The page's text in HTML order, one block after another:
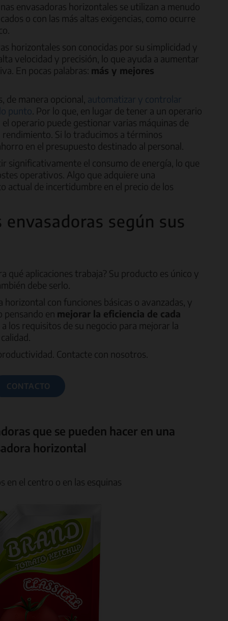
envasadoras horizontales se utilizan a menudo
o con las más altas exigencias, como ocurre
horizontales son conocidas por su simplicidad y
velocidad y precisión, lo que ayuda a aumentar
En pocas palabras: más y mejores
de manera opcional, automatizar y controlar
punto . Por lo que, en lugar de tener a un operario
operario puede gestionar varias máquinas de
Si lo traducimos a términos
en el presupuesto destinado al personal.
significativamente el consumo de energía, lo que
operativos. Algo que adquiere una
actual de incertidumbre en el precio de los
según sus
qué aplicaciones trabaja? Su producto es único y
debe serlo.
con funciones básicas o avanzadas, y
pensando en mejorar la eficiencia de cada
los requisitos de su negocio para mejorar la
Contacte con nosotros.
CONTACTO
que se pueden hacer en una
horizontal
en el centro o en las esquinas